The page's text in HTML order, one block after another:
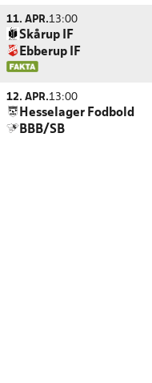
11. APR.13:00
Skårup IF
Ebberup IF
12. APR.13:00
Hesselager Fodbold
BBB/SB